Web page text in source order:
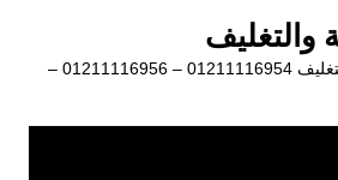
والتغليف
شركة ماكينات التعبئة والتغليف 01211116954 – 01211116956 –